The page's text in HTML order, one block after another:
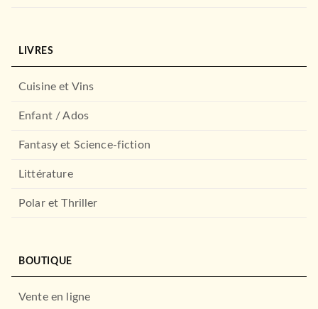
LIVRES
Cuisine et Vins
Enfant / Ados
Fantasy et Science-fiction
Littérature
Polar et Thriller
BOUTIQUE
Vente en ligne